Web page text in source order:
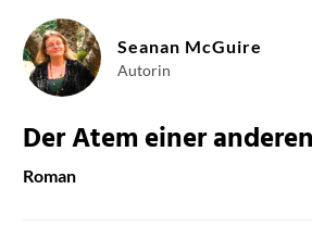
Seanan McGuire
Autorin
Der Atem einer
Roman